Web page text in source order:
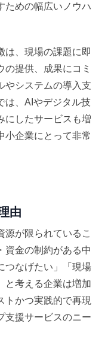
ための幅広いノウハ
は、現場の課題に即
の提供、成果にコミ
やシステムの導入支
は、AIやデジタル技
にしたサービスも増
小企業にとって非常
由
源が限られているこ
資金の制約がある中
つなげたい」「現場
と考える企業は増加
トかつ実践的で再現
支援サービスのニー